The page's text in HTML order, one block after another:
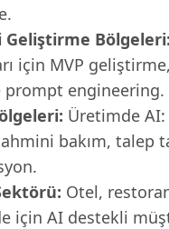
Geliştirme Bölgeleri:
için MVP
prompt engineering.
Üretimde
bakım, talep
Otel,
için AI destekli